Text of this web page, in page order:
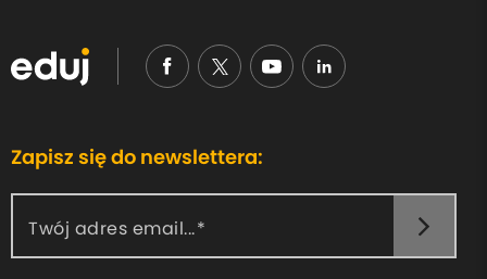
Zapisz się do newslettera:
Twój adres email...